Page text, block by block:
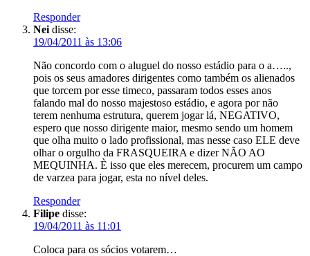
Responder
Nei disse:
19/04/2011 às 13:06
Não concordo com o aluguel do nosso estádio para o a…..,
pois os seus amadores dirigentes como também os alienados
que torcem por esse timeco, passaram todos esses anos
falando mal do nosso majestoso estádio, e agora por não
terem nenhuma estrutura, querem jogar lá, NEGATIVO,
espero que nosso dirigente maior, mesmo sendo um homem
que olha muito o lado profissional, mas nesse caso ELE deve
olhar o orgulho da FRASQUEIRA e dizer NÃO AO
MEQUINHA. È isso que eles merecem, procurem um campo
de varzea para jogar, esta no nível deles.
Responder
Filipe disse:
19/04/2011 às 11:01
Coloca para os sócios votarem…